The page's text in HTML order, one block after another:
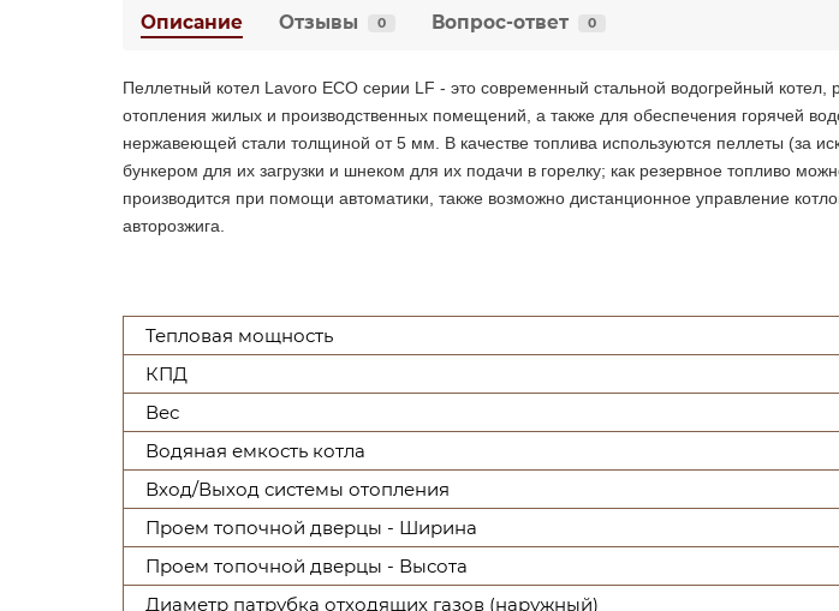
Описание Отзывы 0 Вопрос-ответ 0
Пеллетный котел Lavoro ECO серии LF - это современный стальной водогрейный
отопления жилых и производственных помещений, а также для обеспечения горячей
нержавеющей стали толщиной от 5 мм. В качестве топлива используются пеллеты (за
бункером для их загрузки и шнеком для их подачи в горелку; как резервное топливо
производится при помощи автоматики, также возможно дистанционное управление
авторозжига.
Тепловая мощность
КПД
Вес
Водяная емкость котла
Вход/Выход системы отопления
Проем топочной дверцы - Ширина
Проем топочной дверцы - Высота
Диаметр патрубка отходящих газов (наружный)